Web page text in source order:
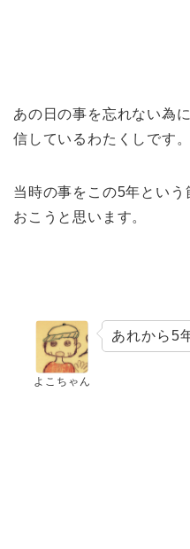
あの日の事を忘れない為
信しているわたくしです。
当時の事をこの5年とい
おこうと思います。
よこちゃん
あれから5